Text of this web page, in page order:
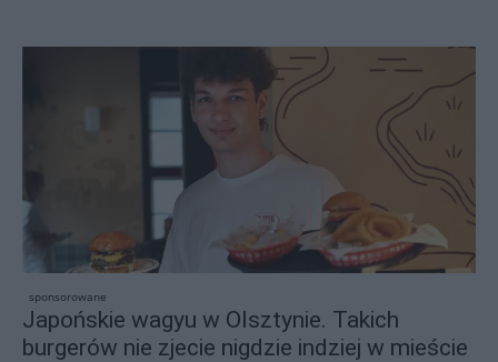
sponsorowane
Japońskie wagyu w Olsztynie. Takich
burgerów nie zjecie nigdzie indziej w mieście